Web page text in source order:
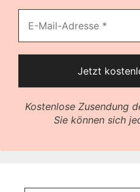
Kostenlose Zusendung
Sie können sich